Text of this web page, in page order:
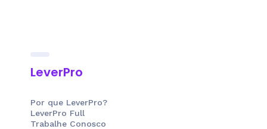
LeverPro
Por que LeverPro?
LeverPro Full
Trabalhe Conosco